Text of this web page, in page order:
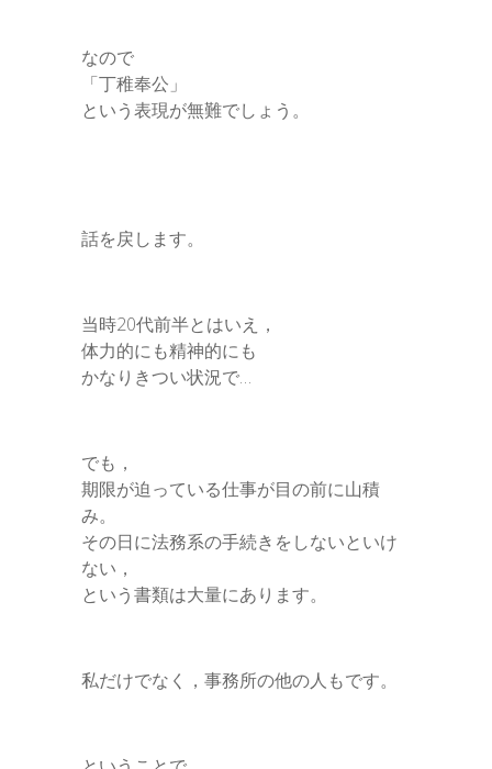
なので
「丁稚奉公」
という表現が無難でしょう。
話を戻します。
当時20代前半とはいえ，
体力的にも精神的にも
かなりきつい状況で…
でも，
期限が迫っている仕事が目の前に山積
み。
その日に法務系の手続きをしないといけ
ない，
という書類は大量にあります。
私だけでなく，事務所の他の人もです。